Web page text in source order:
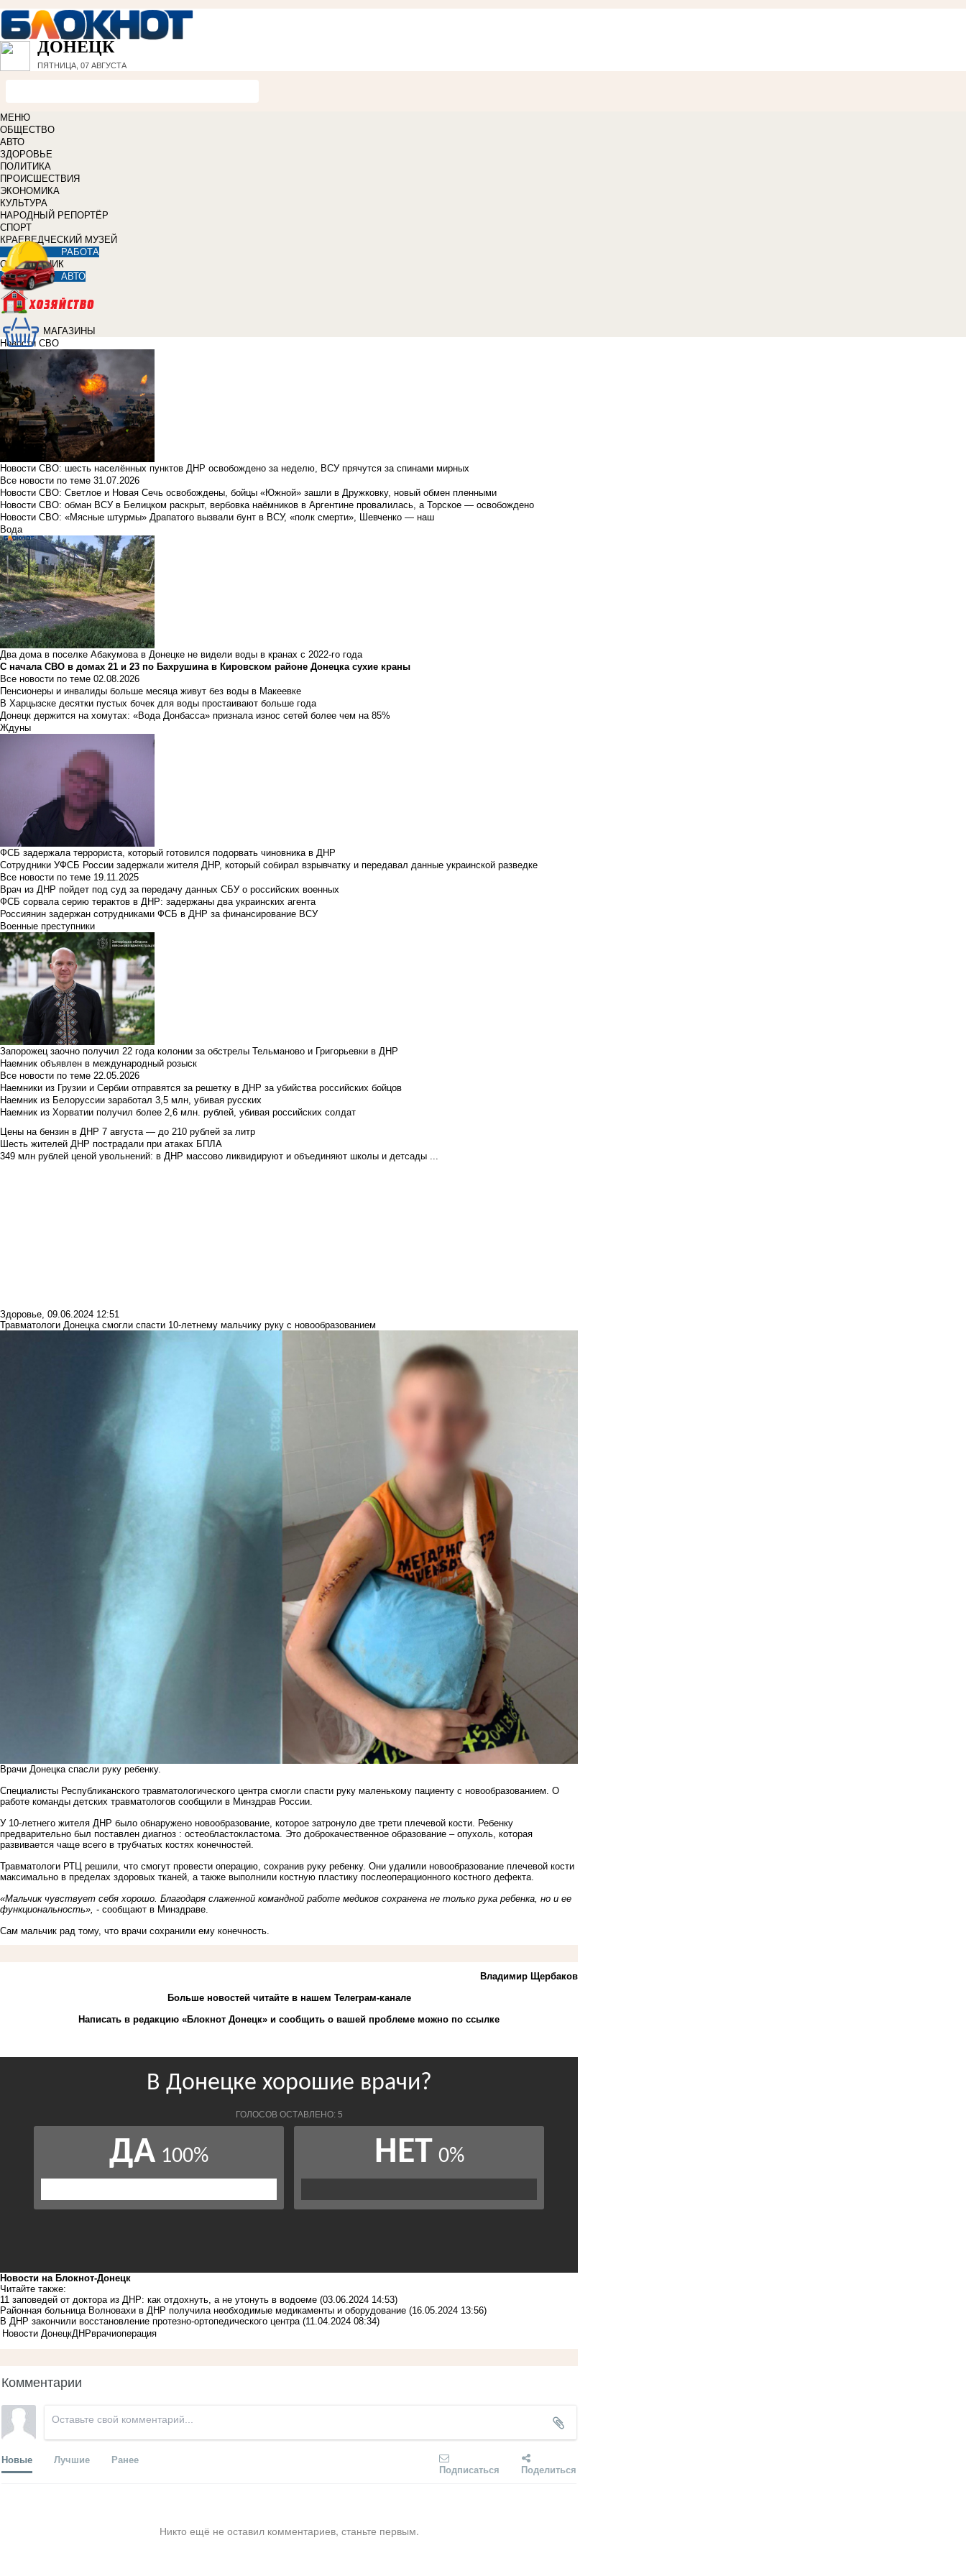
ДОНЕЦК
ПЯТНИЦА, 07 АВГУСТА
МЕНЮ
ОБЩЕСТВО
АВТО
ЗДОРОВЬЕ
ПОЛИТИКА
ПРОИСШЕСТВИЯ
ЭКОНОМИКА
КУЛЬТУРА
НАРОДНЫЙ РЕПОРТЁР
СПОРТ
КРАЕВЕДЧЕСКИЙ МУЗЕЙ
РАБОТА
СПРАВОЧНИК
АВТО
МАГАЗИНЫ
Новости СВО
Новости СВО: шесть населённых пунктов ДНР освобождено за неделю, ВСУ прячутся за спинами мирных
Все новости по теме 31.07.2026
Новости СВО: Светлое и Новая Сечь освобождены, бойцы «Южной» зашли в Дружковку, новый обмен пленными
Новости СВО: обман ВСУ в Белицком раскрыт, вербовка наёмников в Аргентине провалилась, а Торское — освобождено
Новости СВО: «Мясные штурмы» Драпатого вызвали бунт в ВСУ, «полк смерти», Шевченко — наш
Вода
Два дома в поселке Абакумова в Донецке не видели воды в кранах с 2022-го года
С начала СВО в домах 21 и 23 по Бахрушина в Кировском районе Донецка сухие краны
Все новости по теме 02.08.2026
Пенсионеры и инвалиды больше месяца живут без воды в Макеевке
В Харцызске десятки пустых бочек для воды простаивают больше года
Донецк держится на хомутах: «Вода Донбасса» признала износ сетей более чем на 85%
Ждуны
ФСБ задержала террориста, который готовился подорвать чиновника в ДНР
Сотрудники УФСБ России задержали жителя ДНР, который собирал взрывчатку и передавал данные украинской разведке
Все новости по теме 19.11.2025
Врач из ДНР пойдет под суд за передачу данных СБУ о российских военных
ФСБ сорвала серию терактов в ДНР: задержаны два украинских агента
Россиянин задержан сотрудниками ФСБ в ДНР за финансирование ВСУ
Военные преступники
Запорожец заочно получил 22 года колонии за обстрелы Тельманово и Григорьевки в ДНР
Наемник объявлен в международный розыск
Все новости по теме 22.05.2026
Наемники из Грузии и Сербии отправятся за решетку в ДНР за убийства российских бойцов
Наемник из Белоруссии заработал 3,5 млн, убивая русских
Наемник из Хорватии получил более 2,6 млн. рублей, убивая российских солдат
Цены на бензин в ДНР 7 августа — до 210 рублей за литр
Шесть жителей ДНР пострадали при атаках БПЛА
349 млн рублей ценой увольнений: в ДНР массово ликвидируют и объединяют школы и детсады ...
Здоровье 09.06.2024 12:51
Травматологи Донецка смогли спасти 10-летнему мальчику руку с новообразованием
Врачи Донецка спасли руку ребенку.
Специалисты Республиканского травматологического центра смогли спасти руку маленькому пациенту с новообразованием. О
работе команды детских травматологов сообщили в Минздрав России.
У 10-летнего жителя ДНР было обнаружено новообразование, которое затронуло две трети плечевой кости. Ребенку
предварительно был поставлен диагноз : остеобластокластома. Это доброкачественное образование – опухоль, которая
развивается чаще всего в трубчатых костях конечностей.
Травматологи РТЦ решили, что смогут провести операцию, сохранив руку ребенку. Они удалили новообразование плечевой кости
максимально в пределах здоровых тканей, а также выполнили костную пластику послеоперационного костного дефекта.
«Мальчик чувствует себя хорошо. Благодаря слаженной командной работе медиков сохранена не только рука ребенка, но и ее
функциональность», - сообщают в Минздраве.
Сам мальчик рад тому, что врачи сохранили ему конечность.
Владимир Щербаков
Больше новостейчитайте в нашем Телеграм-канале
Написать в редакцию «Блокнот Донецк» и сообщить о вашей проблеме можно по ссылке
Новости на Блoкнoт-Донецк
Читайте также:
11 заповедей от доктора из ДНР: как отдохнуть, а не утонуть в водоеме (03.06.2024 14:53)
Районная больница Волновахи в ДНР получила необходимые медикаменты и оборудование (16.05.2024 13:56)
В ДНР закончили восстановление протезно-ортопедического центра (11.04.2024 08:34)
Новости ДонецкДНРврачиоперация
Комментарии
Новые Лучшие Ранее
Подписаться Поделиться
Никто ещё не оставил комментариев, станьте первым.